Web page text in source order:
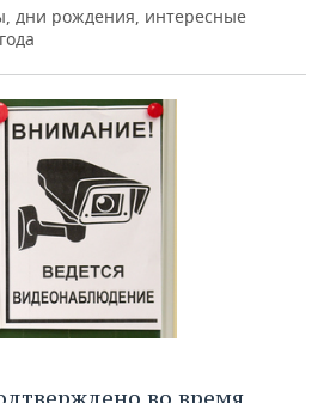
дни рождения, интересные